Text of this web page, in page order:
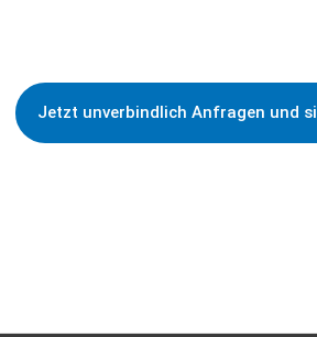
Jetzt unverbindlich Anfragen und